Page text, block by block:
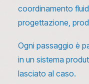
coordinamento
progettazione,
Ogni passaggio è
in un sistema
lasciato al caso.